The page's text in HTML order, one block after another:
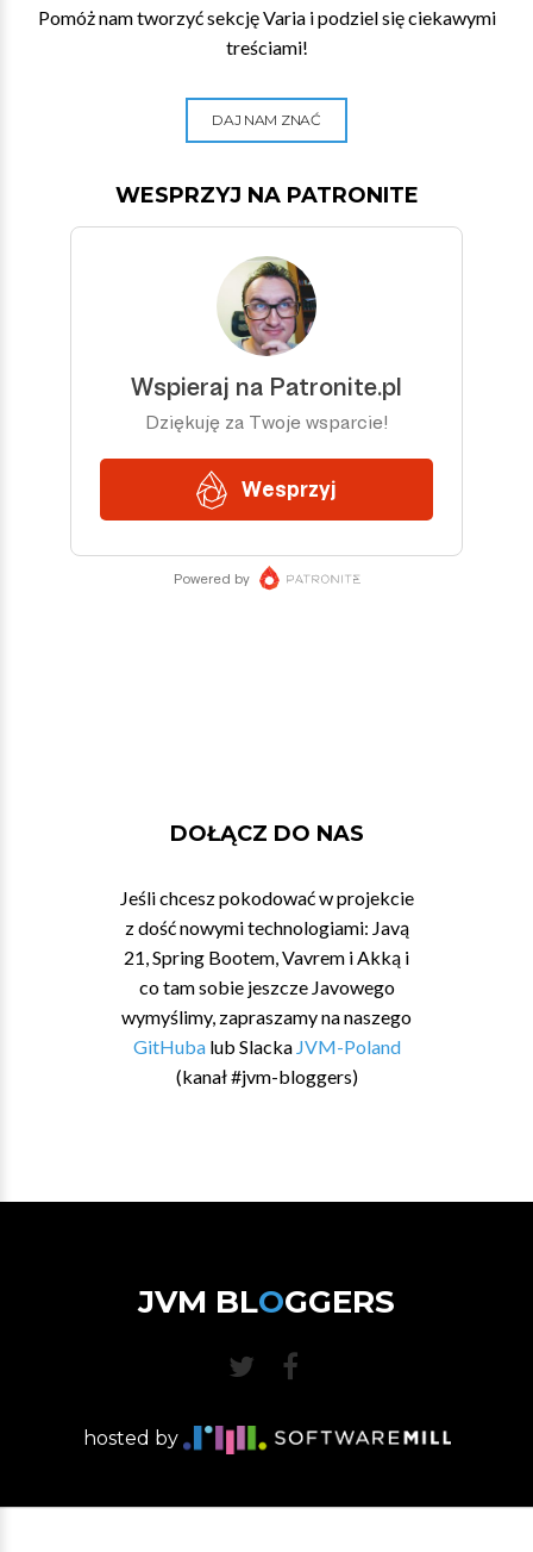
Pomóż nam tworzyć sekcję Varia i podziel się ciekawymi
treściami!
DAJ NAM ZNAĆ
WESPRZYJ NA PATRONITE
DOŁĄCZ DO NAS
Jeśli chcesz pokodować w projekcie
z dość nowymi technologiami: Javą
21, Spring Bootem, Vavrem i Akką i
co tam sobie jeszcze Javowego
wymyślimy, zapraszamy na naszego
GitHubalub Slacka JVM-Poland
(kanał #jvm-bloggers)
JVM BLOGGERS
hosted by